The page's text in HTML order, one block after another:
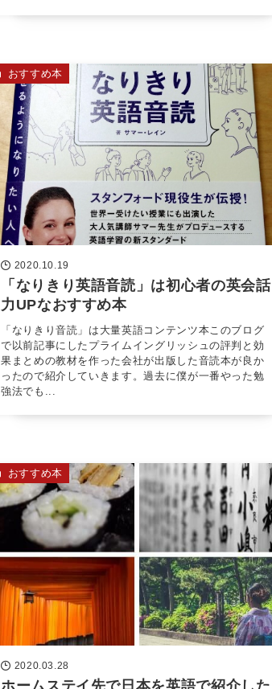
2020.10.19
「なりきり英語音読」は初心者の英会話
力UPなおすすめ本
「なりきり音読」は大量英語コンテンツ本このブログ
で以前記事にしたプライムイングリッシュの評判と効
果まとめの教材を作った会社が出版した音読本が良か
ったので紹介していきます。過去に僕が一番やった勉
強法でも...
おすすめ本
2020.03.28
ホームステイ先で日本を英語で紹介した
おすすめ本